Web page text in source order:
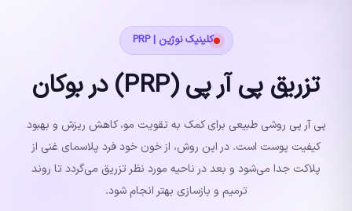
کلینیک نوژین | PRP
تزریق پی آر پی (PRP) در بوکان
پی آر پی روشی طبیعی برای کمک به تقویت مو، کاهش ریزش و بهبود
کیفیت پوست است. در این روش، از خون خود فرد پلاسمای غنی از
پلاکت جدا می‌شود و بعد در ناحیه مورد نظر تزریق می‌گردد تا روند
ترمیم و بازسازی بهتر انجام شود.